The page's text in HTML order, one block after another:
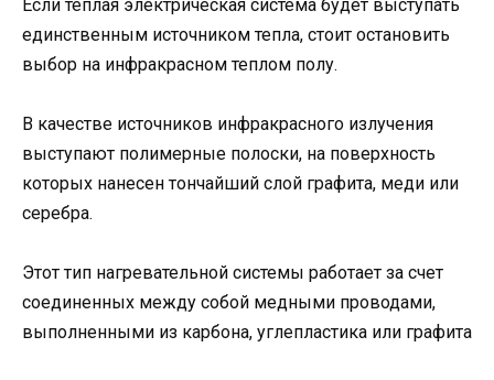
Если теплая электрическая система будет выступать
единственным источником тепла, стоит остановить
выбор на инфракрасном теплом полу.
В качестве источников инфракрасного излучения
выступают полимерные полоски, на поверхность
которых нанесен тончайший слой графита, меди или
серебра.
Этот тип нагревательной системы работает за счет
соединенных между собой медными проводами,
выполненными из карбона, углепластика или графита